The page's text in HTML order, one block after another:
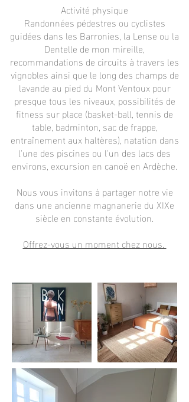
Activité physique
Randonnées pédestres ou cyclistes
guidées dans les Barronies, la Lense ou la
Dentelle de mon mireille,
recommandations de circuits à travers les
vignobles ainsi que le long des champs de
lavande au pied du Mont Ventoux pour
presque tous les niveaux, possibilités de
fitness sur place (basket-ball, tennis de
table, badminton, sac de frappe,
entraînement aux haltères), natation dans
l'une des piscines ou l'un des lacs des
environs, excursion en canoë en Ardèche.
Nous vous invitons à partager notre vie
dans une ancienne magnanerie du XIXe
siècle en constante évolution.
Offrez-vous un moment chez nous.